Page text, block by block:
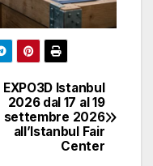
EXPO3D Istanbul
2026 dal 17 al 19
settembre 2026
all’Istanbul Fair
Center